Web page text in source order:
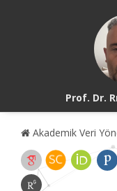
Prof. Dr.
Akademik Veri